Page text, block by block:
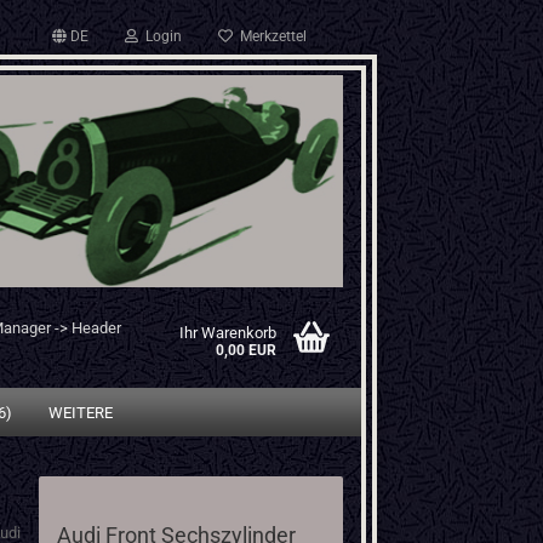
DE Login Merkzettel
-> Header Ihr Warenkorb
0,00 EUR
WEITERE
Audi Front Sechszylinder